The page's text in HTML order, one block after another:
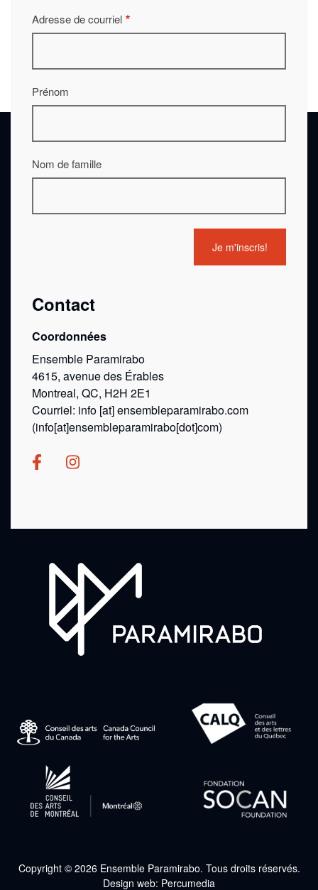
Adresse de courriel
Prénom
Nom de famille
Contact
Coordonnées
Ensemble Paramirabo
4615, avenue des Érables
Montreal, QC, H2H 2E1
Courriel: info [at]ensembleparamirabo.com
(info[at]ensembleparamirabo[dot]com)
Copyright © 2026 Ensemble Paramirabo. Tous droits réservés.
Design web: Percumedia